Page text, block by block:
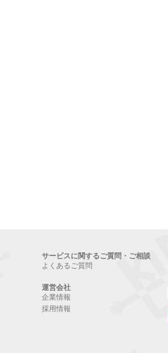
サービスに関するご質問・ご相談
よくあるご質問
運営会社
企業情報
採用情報